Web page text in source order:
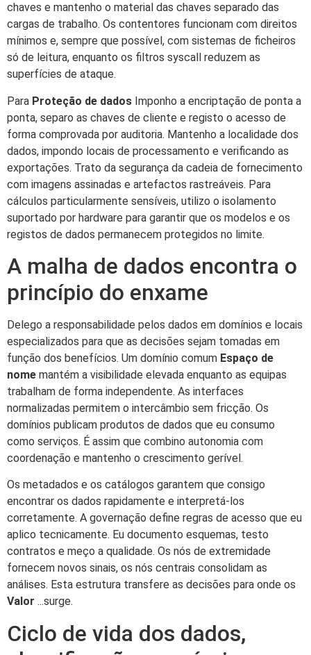
chaves e mantenho o material das chaves separado das
cargas de trabalho. Os contentores funcionam com direitos
mínimos e, sempre que possível, com sistemas de ficheiros
só de leitura, enquanto os filtros syscall reduzem as
superfícies de ataque.
Para Proteção de dados Imponho a encriptação de ponta a
ponta, separo as chaves de cliente e registo o acesso de
forma comprovada por auditoria. Mantenho a localidade dos
dados, impondo locais de processamento e verificando as
exportações. Trato da segurança da cadeia de fornecimento
com imagens assinadas e artefactos rastreáveis. Para
cálculos particularmente sensíveis, utilizo o isolamento
suportado por hardware para garantir que os modelos e os
registos de dados permanecem protegidos no limite.
A malha de dados encontra o
princípio do enxame
Delego a responsabilidade pelos dados em domínios e locais
especializados para que as decisões sejam tomadas em
função dos benefícios. Um domínio comum Espaço de
nome mantém a visibilidade elevada enquanto as equipas
trabalham de forma independente. As interfaces
normalizadas permitem o intercâmbio sem fricção. Os
domínios publicam produtos de dados que eu consumo
como serviços. É assim que combino autonomia com
coordenação e mantenho o crescimento gerível.
Os metadados e os catálogos garantem que consigo
encontrar os dados rapidamente e interpretá-los
corretamente. A governação define regras de acesso que eu
aplico tecnicamente. Eu documento esquemas, testo
contratos e meço a qualidade. Os nós de extremidade
fornecem novos sinais, os nós centrais consolidam as
análises. Esta estrutura transfere as decisões para onde os
Valor ...surge.
Ciclo de vida dos dados,